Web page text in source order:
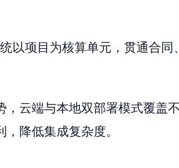
以项目为核算单元，贯通合同
云端与本地双部署模式覆盖
降低集成复杂度。